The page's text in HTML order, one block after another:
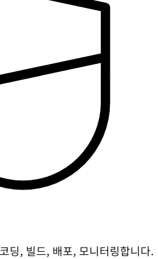
딩, 빌드, 배포, 모니터링합니다.